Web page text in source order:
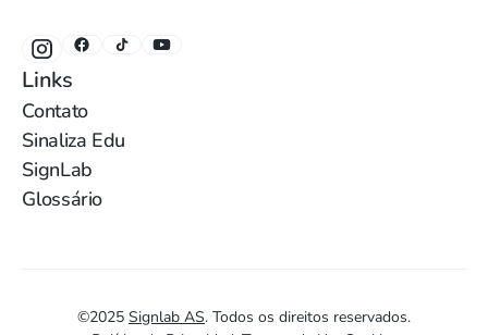
Links
Contato
Sinaliza Edu
SignLab
Glossário
©2025 Signlab AS. Todos os direitos reservados.